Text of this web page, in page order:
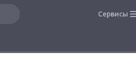
Сервисы